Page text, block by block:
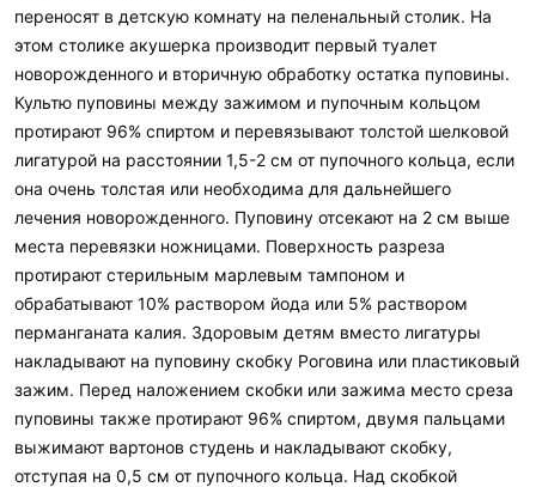
переносят в детскую комнату на пеленальный столик. На
этом столике акушерка производит первый туалет
новорожденного и вторичную обработку остатка пуповины.
Культю пуповины между зажимом и пупочным кольцом
протирают 96% спиртом и перевязывают толстой шелковой
лигатурой на расстоянии 1,5-2 см от пупочного кольца, если
она очень толстая или необходима для дальнейшего
лечения новорожденного. Пуповину отсекают на 2 см выше
места перевязки ножницами. Поверхность разреза
протирают стерильным марлевым тампоном и
обрабатывают 10% раствором йода или 5% раствором
перманганата калия. Здоровым детям вместо лигатуры
накладывают на пуповину скобку Роговина или пластиковый
зажим. Перед наложением скобки или зажима место среза
пуповины также протирают 96% спиртом, двумя пальцами
выжимают вартонов студень и накладывают скобку,
отступая на 0,5 см от пупочного кольца. Над скобкой